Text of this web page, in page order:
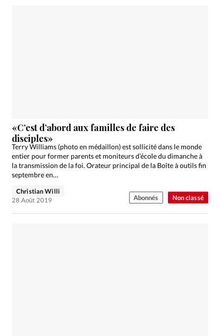
Non classé
«C’est d’abord aux familles de faire des
disciples»
Terry Williams (photo en médaillon) est sollicité dans le monde
entier pour former parents et moniteurs d’école du dimanche à
la transmission de la foi. Orateur principal de la Boîte à outils fin
septembre en…
Christian Willi
28 Août 2019
Abonnés